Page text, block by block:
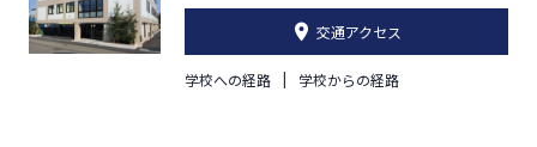
交通アクセス
学校への経路 学校からの経路